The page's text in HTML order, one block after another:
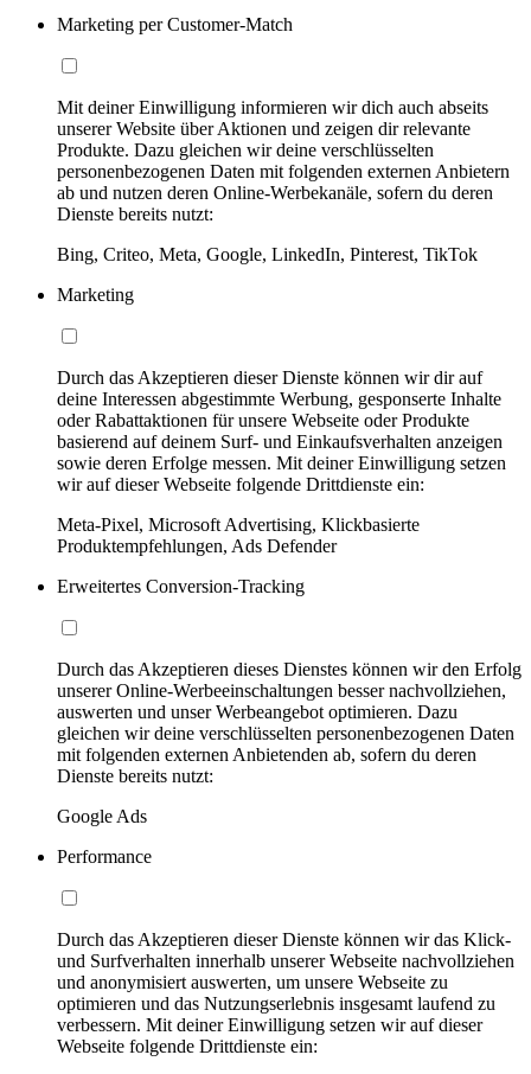
Marketing per Customer-Match
Mit deiner Einwilligung informieren wir dich auch abseits
unserer Website über Aktionen und zeigen dir relevante
Produkte. Dazu gleichen wir deine verschlüsselten
personenbezogenen Daten mit folgenden externen Anbietern
ab und nutzen deren Online-Werbekanäle, sofern du deren
Dienste bereits nutzt:
Bing, Criteo, Meta, Google, LinkedIn, Pinterest, TikTok
Marketing
Durch das Akzeptieren dieser Dienste können wir dir auf
deine Interessen abgestimmte Werbung, gesponserte Inhalte
oder Rabattaktionen für unsere Webseite oder Produkte
basierend auf deinem Surf- und Einkaufsverhalten anzeigen
sowie deren Erfolge messen. Mit deiner Einwilligung setzen
wir auf dieser Webseite folgende Drittdienste ein:
Meta-Pixel, Microsoft Advertising, Klickbasierte
Produktempfehlungen, Ads Defender
Erweitertes Conversion-Tracking
Durch das Akzeptieren dieses Dienstes können wir den Erfolg
unserer Online-Werbeeinschaltungen besser nachvollziehen,
auswerten und unser Werbeangebot optimieren. Dazu
gleichen wir deine verschlüsselten personenbezogenen Daten
mit folgenden externen Anbietenden ab, sofern du deren
Dienste bereits nutzt:
Google Ads
Performance
Durch das Akzeptieren dieser Dienste können wir das Klick-
und Surfverhalten innerhalb unserer Webseite nachvollziehen
und anonymisiert auswerten, um unsere Webseite zu
optimieren und das Nutzungserlebnis insgesamt laufend zu
verbessern. Mit deiner Einwilligung setzen wir auf dieser
Webseite folgende Drittdienste ein: